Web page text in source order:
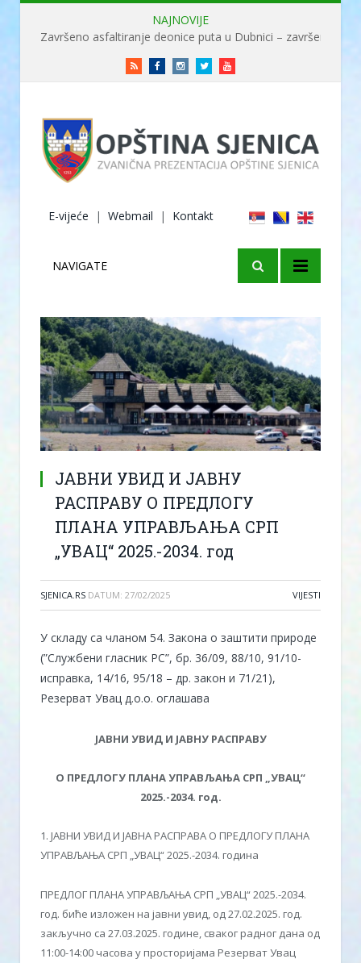
NAJNOVIJE
RSS FacebookInstagramTwitterYoutube
E-vijeće | Webmail | Kontakt
NAVIGATE
ЈАВНИ УВИД И ЈАВНУ
РАСПРАВУ О ПРЕДЛОГУ
ПЛАНА УПРАВЉАЊА СРП
„УВАЦ“ 2025.-2034. год
SJENICA.RS DATUM: 27/02/2025 VIJESTI
У складу са чланом 54. Закона о заштити природе
(”Службени гласник РС”, бр. 36/09, 88/10, 91/10-
исправка, 14/16, 95/18 – др. закон и 71/21),
Резерват Увац д.о.о. оглашава
ЈАВНИ УВИД И ЈАВНУРАСПРАВУ
О ПРЕДЛОГУ ПЛАНА УПРАВЉАЊА СРП „УВАЦ“
2025.-2034. год.
1. ЈАВНИ УВИД И ЈАВНА РАСПРАВА О ПРЕДЛОГУ ПЛАНА
УПРАВЉАЊА СРП „УВАЦ“ 2025.-2034. годинa
ПРЕДЛОГ ПЛАНА УПРАВЉАЊА СРП „УВАЦ“ 2025.-2034.
год. биће изложен на јавни увид, од 27.02.2025. год.
закључно са 27.03.2025. године, сваког радног дана од
11:00-14:00 часова у просторијама Резерват Увац